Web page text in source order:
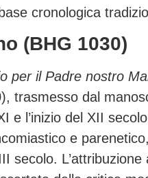
cronologica
(BHG 1030)
per il Padre nostro
trasmesso dal
e l’inizio del XII
e
secolo.